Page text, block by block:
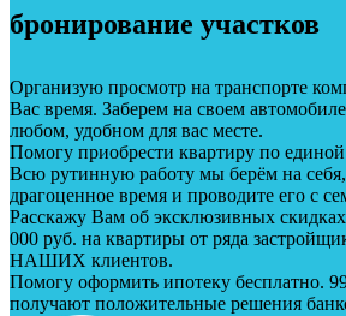
бронирование участков
Организую просмотр на транспорте
Вас время. Заберем на своем
любом, удобном для вас месте.
Помогу приобрести квартиру по
Всю рутинную работу мы берём на
драгоценное время и проводите его с
Расскажу Вам об эксклюзивных
000 руб. на квартиры от ряда
НАШИХ клиентов.
Помогу оформить ипотеку бесплатно.
получают положительные решения